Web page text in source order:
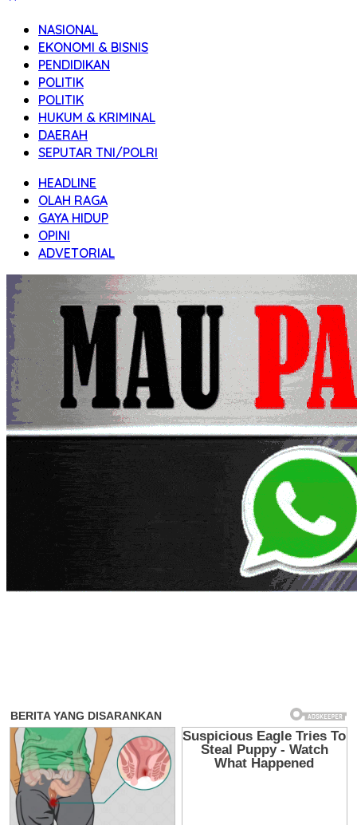
NASIONAL
EKONOMI & BISNIS
PENDIDIKAN
POLITIK
POLITIK
HUKUM & KRIMINAL
DAERAH
SEPUTAR TNI/POLRI
HEADLINE
OLAH RAGA
GAYA HIDUP
OPINI
ADVETORIAL